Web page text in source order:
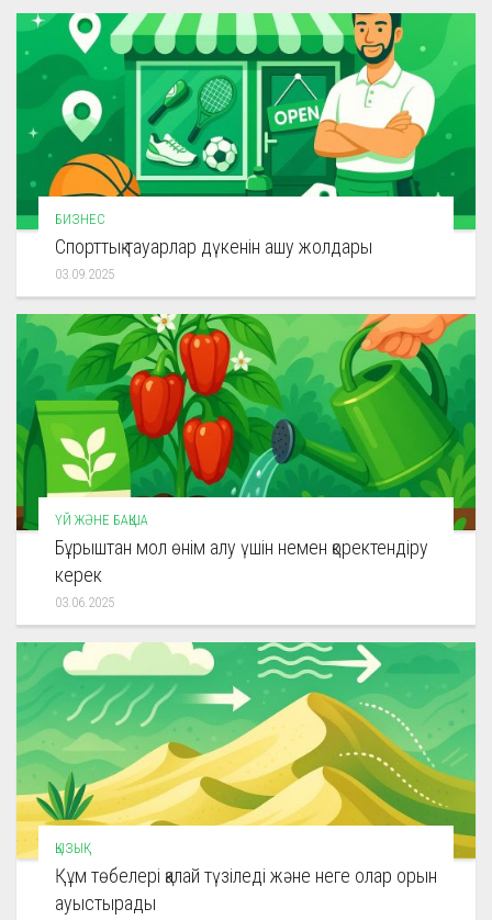
БИЗНЕС
Спорттық тауарлар дүкенін ашу жолдары
03.09.2025
ҮЙ ЖӘНЕ БАҚША
Бұрыштан мол өнім алу үшін немен қоректендіру
керек
03.06.2025
ҚЫЗЫҚ
Құм төбелері қалай түзіледі және неге олар орын
ауыстырады